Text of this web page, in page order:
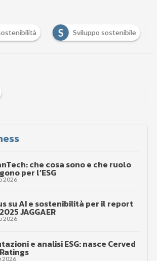
S Sviluppo sostenibile
che cosa sono e che ruolo
per l’ESG
2026
su AI e sostenibilità per il report
JAGGAER
2026
e analisi ESG: nasce Cerved
Ratings
2026